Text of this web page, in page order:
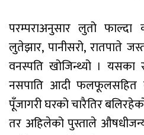
परम्पराअनुसार लुतो फाल्दा
लुतेझार, पानीसरो, रातपाते
वनस्पति खोजिन्थ्यो । यसका
नसपाति आदी फलफूलसहित
पूँजागरी घरको चारैतिर
तर अहिलेको पुस्ताले